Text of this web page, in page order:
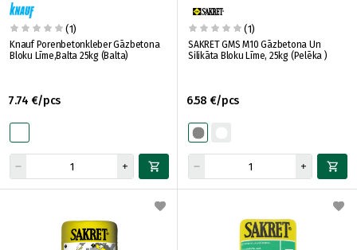
(1)
Knauf Porenbetonkleber Gāzbetona
Bloku Līme,Balta 25kg (Balta)
7.74 €/pcs
(1)
SAKRET GMS M10 Gāzbetona Un
Silikāta Bloku Līme, 25kg (Pelēka )
6.58 €/pcs